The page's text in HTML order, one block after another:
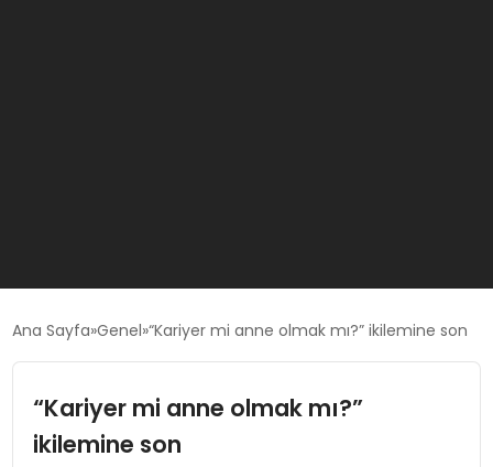
GÜNCEL
EKONOMI
Ana Sayfa Genel “Kariyer mi anne olmak mı?” ikilemine son
“Kariyer mi anne olmak mı?”
ikilemine son